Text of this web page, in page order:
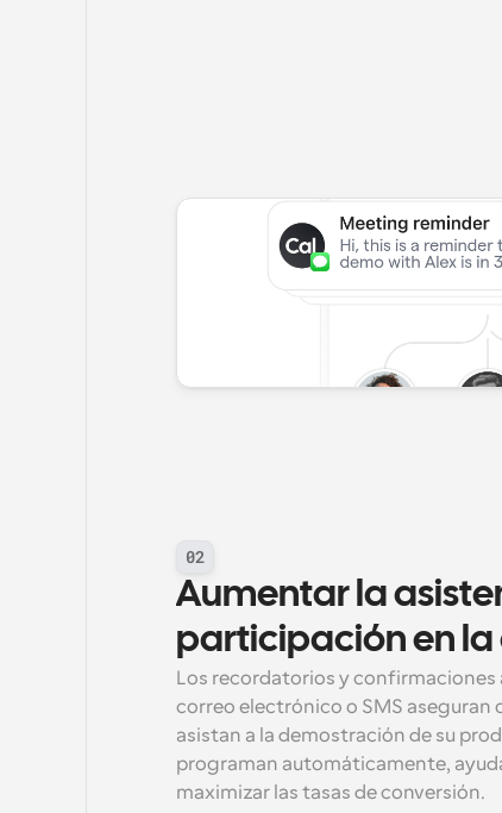
02
Aumentar la
participación en
Los recordatorios y
correo electrónico o SMS aseguran
asistan a la demostración de su
programan automáticamente,
maximizar las tasas de conversión.